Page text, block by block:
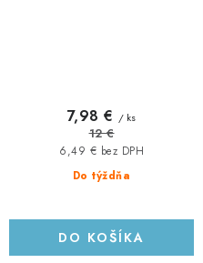
Do týždňa
6,49 € bez DPH
7,98 € / ks
12 €
DO KOŠÍKA